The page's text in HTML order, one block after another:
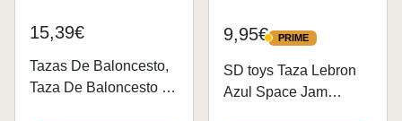
15,39€
Tazas De Baloncesto,
Taza De Baloncesto |
9,95€ PRIME
PRIME
SD toys Taza Lebron
Azul Space Jam